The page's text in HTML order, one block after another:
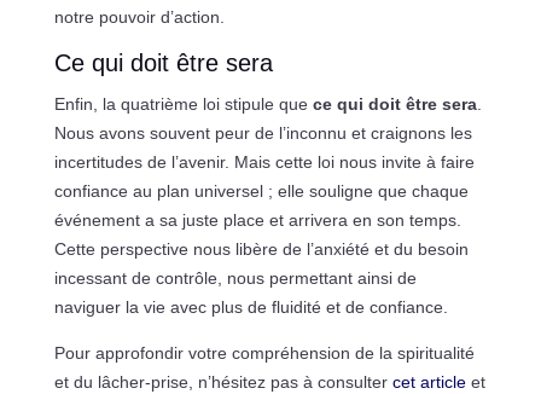
notre pouvoir d’action.
Ce qui doit être sera
Enfin, la quatrième loi stipule que ce qui doit être sera.
Nous avons souvent peur de l’inconnu et craignons les
incertitudes de l’avenir. Mais cette loi nous invite à faire
confiance au plan universel ; elle souligne que chaque
événement a sa juste place et arrivera en son temps.
Cette perspective nous libère de l’anxiété et du besoin
incessant de contrôle, nous permettant ainsi de
naviguer la vie avec plus de fluidité et de confiance.
Pour approfondir votre compréhension de la spiritualité
et du lâcher-prise, n’hésitez pas à consulter cet articleet